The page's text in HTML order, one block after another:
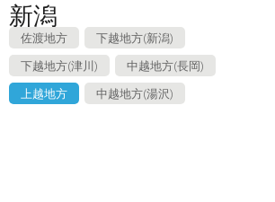
新潟
佐渡地方 下越地方(新潟)
下越地方(津川) 中越地方(長岡)
上越地方 中越地方(湯沢)